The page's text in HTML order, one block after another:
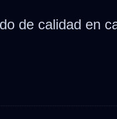
de calidad en